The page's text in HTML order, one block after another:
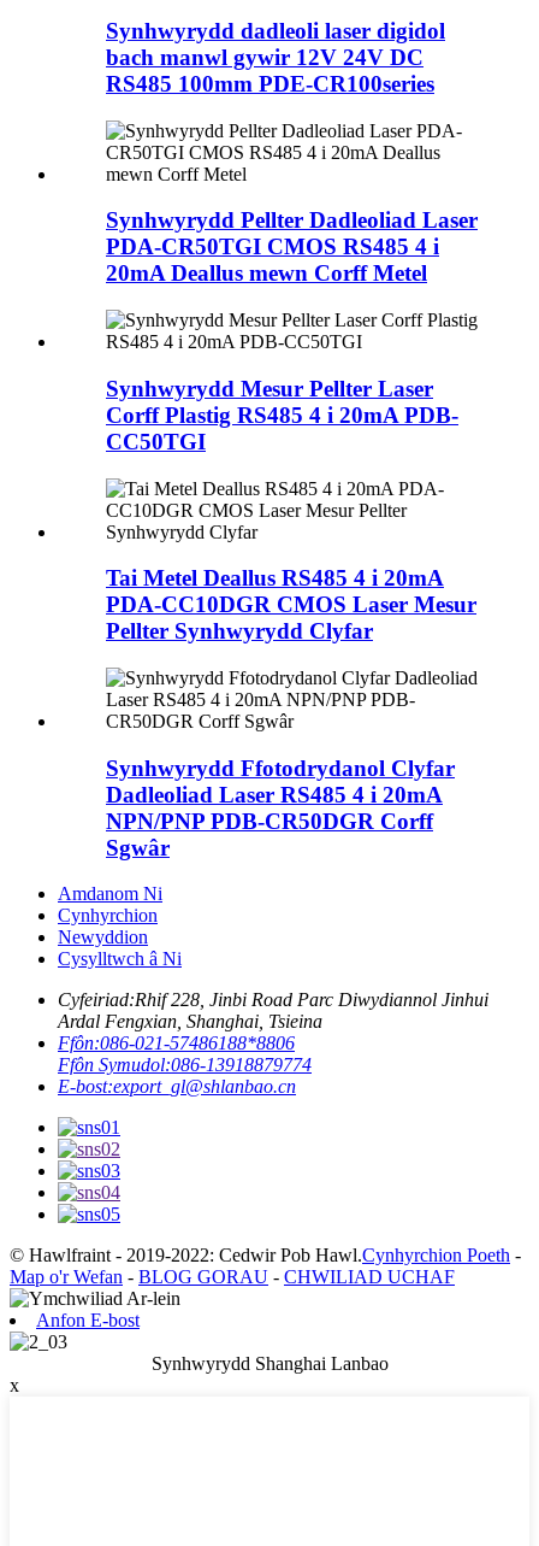
Synhwyrydd dadleoli laser digidol
bach manwl gywir 12V 24V DC
RS485 100mm PDE-CR100series
Synhwyrydd Pellter Dadleoliad Laser
PDA-CR50TGI CMOS RS485 4 i
20mA Deallus mewn Corff Metel
Synhwyrydd Mesur Pellter Laser
Corff Plastig RS485 4 i 20mA PDB-
CC50TGI
Tai Metel Deallus RS485 4 i 20mA
PDA-CC10DGR CMOS Laser Mesur
Pellter Synhwyrydd Clyfar
Synhwyrydd Ffotodrydanol Clyfar
Dadleoliad Laser RS485 4 i 20mA
NPN/PNP PDB-CR50DGR Corff
Sgwâr
Amdanom Ni
Cynhyrchion
Newyddion
Cysylltwch â Ni
Cyfeiriad:Rhif 228, Jinbi Road Parc Diwydiannol Jinhui
Ardal Fengxian, Shanghai, Tsieina
Ffôn:086-021-57486188*8806
Ffôn Symudol:086-13918879774
E-bost:export_gl@shlanbao.cn
© Hawlfraint - 2019-2022: Cedwir Pob Hawl.Cynhyrchion Poeth -
Map o'r Wefan - BLOG GORAU - CHWILIAD UCHAF
Anfon E-bost
Synhwyrydd Shanghai Lanbao
x